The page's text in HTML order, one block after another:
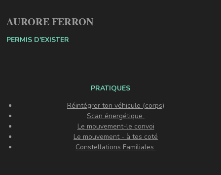
AURORE FERRON
PERMIS D'EXISTER
PRATIQUES
Réintégrer ton véhicule (corps)
Scan énergétique
Le mouvement-le convoi
Le mouvement - à tes coté
Constellations Familiales